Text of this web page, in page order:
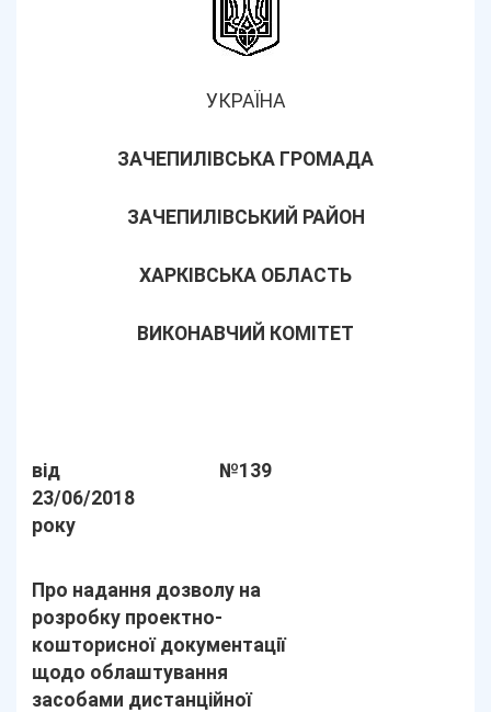
УКРАЇНА
ЗАЧЕПИЛІВСЬКА ГРОМАДА
ЗАЧЕПИЛІВСЬКИЙ РАЙОН
ХАРКІВСЬКА ОБЛАСТЬ
ВИКОНАВЧИЙ КОМІТЕТ
від
23/06/2018
року
№139
Про надання дозволу на
розробку проектно-
кошторисної документації
щодо облаштування
засобами дистанційної